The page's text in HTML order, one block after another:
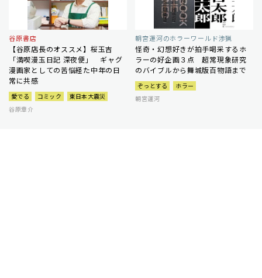
谷原書店
【谷原店長のオススメ】桜玉吉
「満喫漫玉日記 深夜便」 ギャグ
漫画家としての苦悩経た中年の日
常に共感
愛でる コミック
東日本大震災
谷原章介
朝宮運河のホラーワールド渉猟
怪奇・幻想好きが拍手喝采するホ
ラーの好企画３点 超常現象研究
のバイブルから舞城版百物語まで
ぞっとする
ホラー
朝宮運河